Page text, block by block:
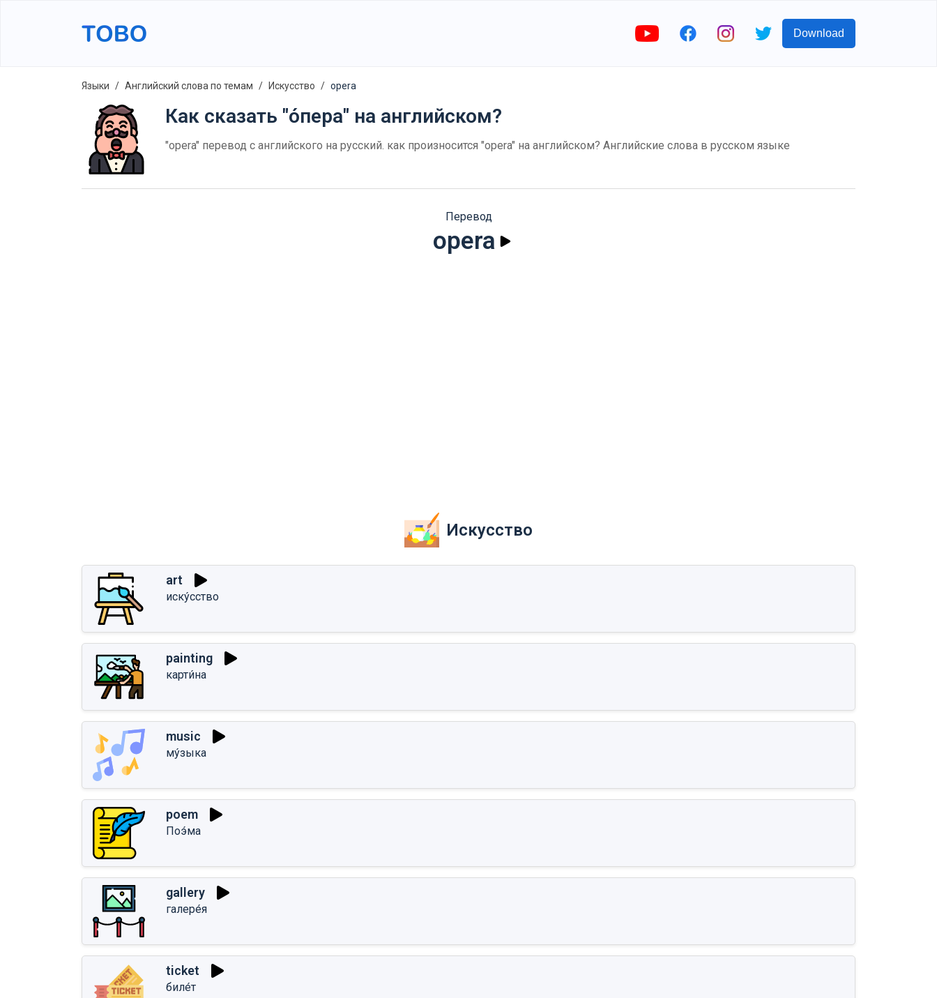
Download
Языки Английский слова по темам Искусство opera
Как сказать "о́пера" на английском?
"opera" перевод с английского на русский. как произносится "opera" на английском? Английские слова в русском языке
Перевод
opera
Искусство
art
иску́сство
painting
карти́на
music
му́зыка
poem
Поэ́ма
gallery
галере́я
ticket
биле́т